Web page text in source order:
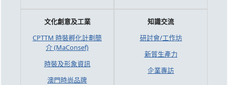
文化創意及工業
CPTTM 時裝孵化計劃簡
介 (MaConsef)
時裝及形象資訊
澳門時尚品牌
知識交流
研討會/工作坊
新質生產力
企業專訪